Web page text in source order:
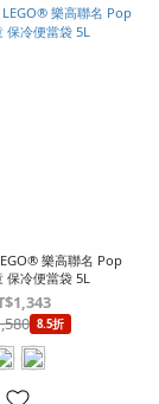
樂高聯名 Pop
保冷便當袋 5L
8.5折